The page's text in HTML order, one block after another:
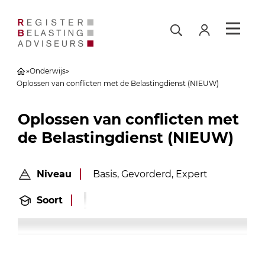
»Onderwijs»
Oplossen van conflicten met de Belastingdienst (NIEUW)
Oplossen van conflicten met
de Belastingdienst (NIEUW)
Niveau Basis, Gevorderd, Expert
Soort